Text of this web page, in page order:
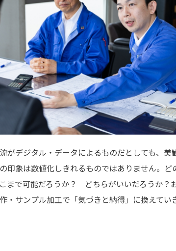
がデジタル・データによるものだとしても、美
印象は数値化しきれるものではありません。ど
まで可能だろうか？ どちらがいいだろうか？
・サンプル加工で「気づきと納得」に換えてい